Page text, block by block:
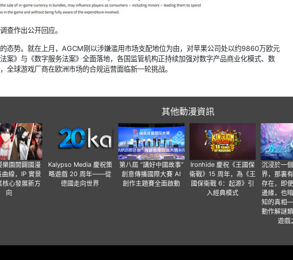
查作出公开回应。
态势。就在上月，AGCM刚以涉嫌滥用市场支配地位为由，对苹果公司处以约9860万欧元
案》与《数字服务法案》全面落地，各国监管机构正持续加强对数字产品商业化模式、数
全球游戏厂商在欧洲市场的合规运营面临新一轮挑战。
其他動漫資訊
樂園開闢國漫
線，IP 實景
核心發展新方
向
Kalypso Media 慶祝策
略遊戲 20 周年——從
德國走向世界
第八屆 “講好中國故事”
創意傳播國際大賽 AI
創作主題賽全面啟動
Ironhide 慶祝《王國保
衛戰》15 周年，為《王
國保衛戰 6：起源》引
入經典模式
沉浸於一
界，那裏
存在，即
邊緣，也
知的真相
動作解謎
遊戲